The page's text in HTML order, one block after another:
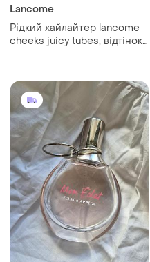
Lancome
Рідкий хайлайтер lancome
cheeks juicy tubes, відтінок